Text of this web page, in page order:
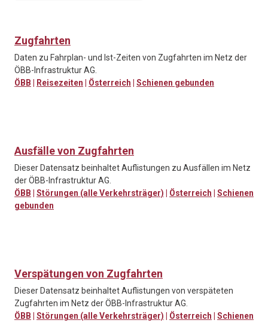
Zugfahrten
Daten zu Fahrplan- und Ist-Zeiten von Zugfahrten im Netz der
ÖBB-Infrastruktur AG.
ÖBB
Reisezeiten Österreich Schienen gebunden
Ausfälle von Zugfahrten
Dieser Datensatz beinhaltet Auflistungen zu Ausfällen im Netz
der ÖBB-Infrastruktur AG.
ÖBB
Störungen (alle Verkehrsträger) Österreich
Schienen
gebunden
Verspätungen von Zugfahrten
Dieser Datensatz beinhaltet Auflistungen von verspäteten
Zugfahrten im Netz der ÖBB-Infrastruktur AG.
ÖBB
Störungen (alle Verkehrsträger) Österreich
Schienen